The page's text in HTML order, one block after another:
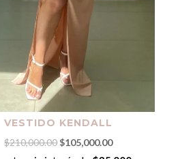
VESTIDO KENDALL
$210,000.00 El
$105,000.00El